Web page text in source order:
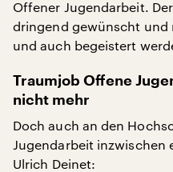
Offener Jugendarbeit.
dringend gewünscht und
und auch begeistert
Traumjob Offene
nicht mehr
Doch auch an den
Jugendarbeit inzwischen
Ulrich Deinet: